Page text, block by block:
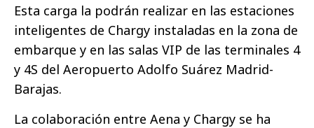
Esta carga la podrán realizar en las estaciones
inteligentes de Chargy instaladas en la zona de
embarque y en las salas VIP de las terminales 4
y 4S del Aeropuerto Adolfo Suárez Madrid-
Barajas.
La colaboración entre Aena y Chargy se ha